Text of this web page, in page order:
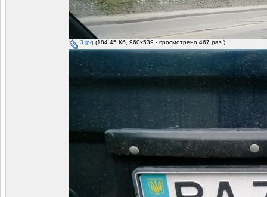
3.jpg (184.45 Кб, 960x539 - просмотрено 467 раз.)